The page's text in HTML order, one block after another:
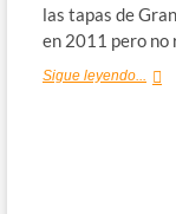
las tapas de
en 2011 pero no
Sigue leyendo... Ruta